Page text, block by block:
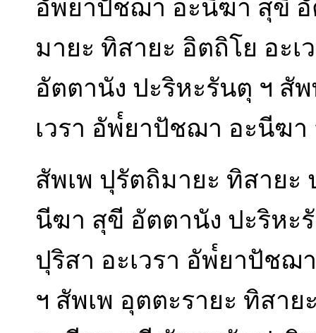
อัพ๎ยาปัชฌา อะนีฆา สุขี อั
มายะ ทิสายะ อิตถิโย อะ
อัตตานัง ปะริหะรันตุ ฯ สั
เวรา อัพ๎ยาปัชฌา อะนีฆ
สัพเพ ปุรัตถิมายะ ทิสายะ
นีฆา สุขี อัตตานัง ปะริหะ
ปุริสา อะเวรา อัพ๎ยาปัช
ฯ สัพเพ อุตตะรายะ ทิสา